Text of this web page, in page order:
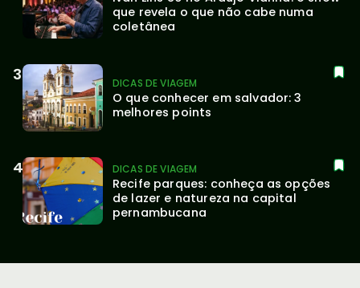
que revela o que não cabe numa
coletânea
DICAS DE VIAGEM
O que conhecer em salvador: 3
melhores points
DICAS DE VIAGEM
Recife parques: conheça as opções
de lazer e natureza na capital
pernambucana